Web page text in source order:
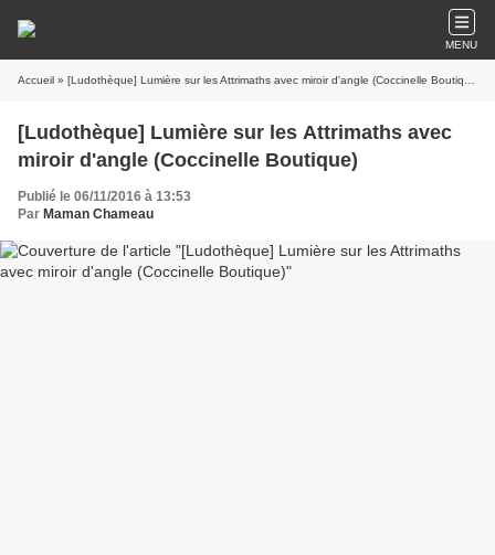
MENU
Accueil » [Ludothèque] Lumière sur les Attrimaths avec miroir d'angle (Coccinelle Boutique)
[Ludothèque] Lumière sur les Attrimaths avec
miroir d'angle (Coccinelle Boutique)
Publié le 06/11/2016 à 13:53
Par Maman Chameau